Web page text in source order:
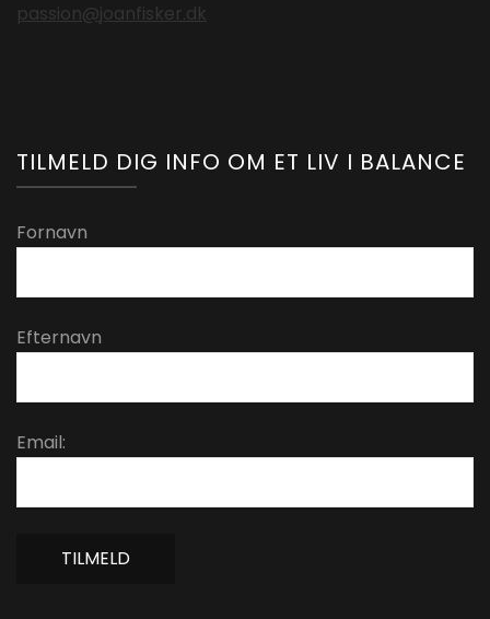
passion@joanfisker.dk
TILMELD DIG INFO OM ET LIV I BALANCE
Fornavn
Efternavn
Email: